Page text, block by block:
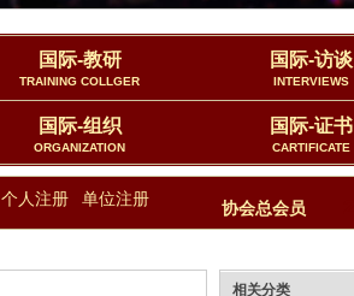
国际-教研
TRAINING COLLGER
国际-访谈
INTERVIEWS
国际-组织
ORGANIZATION
国际-证书
CARTIFICATE
个人注册 单位注册 协会总会员
相关分类